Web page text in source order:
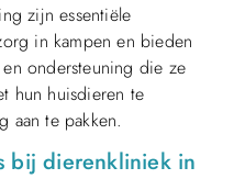
zijn essentiële
in kampen en bieden
ondersteuning die ze
hun huisdieren te
aan te pakken.
bij dierenkliniek in